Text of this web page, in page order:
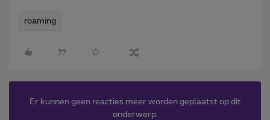
roaming
Er kunnen geen reacties meer worden geplaatst op dit
onderwerp.